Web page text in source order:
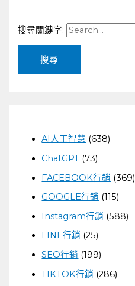
搜尋關鍵字:
AI人工智慧 (638)
ChatGPT (73)
FACEBOOK行銷 (369)
GOOGLE行銷 (115)
Instagram行銷 (588)
LINE行銷 (25)
SEO行銷 (199)
TIKTOK行銷 (286)